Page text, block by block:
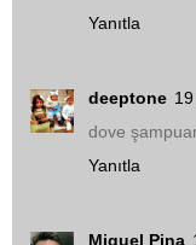
Yanıtla
deeptone
dove
Yanıtla
Miguel Pina